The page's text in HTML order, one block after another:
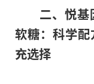
二、悦基
软糖：科学
充选择